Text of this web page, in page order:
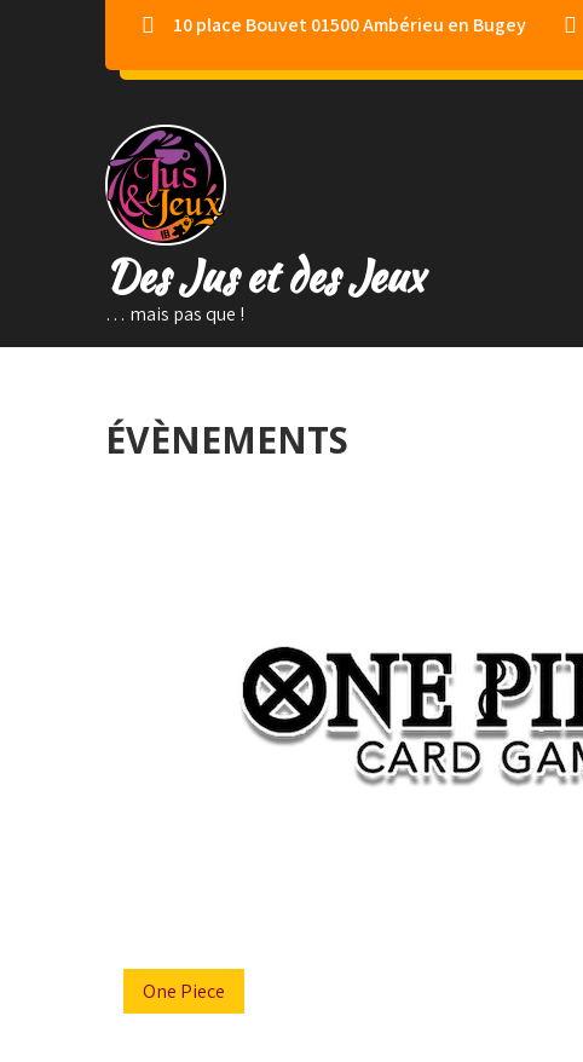
10 place Bouvet 01500 Ambérieu en Bugey
Des Jus et des Jeux
… mais pas que !
ÉVÈNEMENTS
One Piece